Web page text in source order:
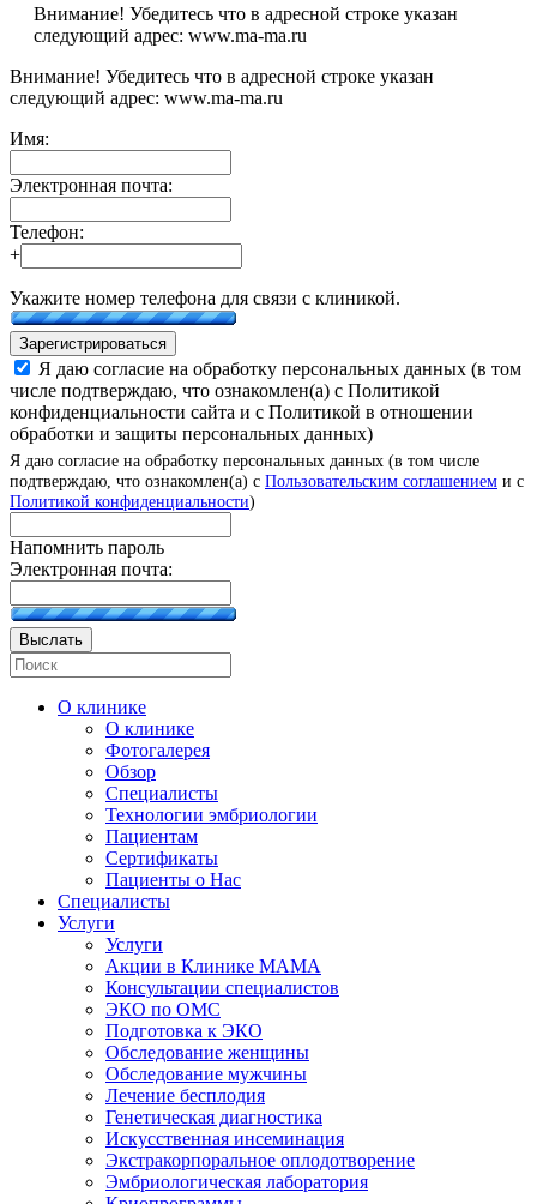
Внимание! Убедитесь что в адресной строке указан
следующий адрес: www.ma-ma.ru
Внимание! Убедитесь что в адресной строке указан
следующий адрес: www.ma-ma.ru
Имя:
Электронная почта:
Телефон:
+
Укажите номер телефона для связи с клиникой.
Зарегистрироваться
Я даю согласие на обработку персональных данных (в том
числе подтверждаю, что ознакомлен(а) с Политикой
конфиденциальности сайта и с Политикой в отношении
обработки и защиты персональных данных)
Я даю согласие на обработку персональных данных (в том числе
подтверждаю, что ознакомлен(а) с Пользовательским соглашением и с
Политикой конфиденциальности)
Напомнить пароль
Электронная почта:
Выслать
О клинике
О клинике
Фотогалерея
Обзор
Специалисты
Технологии эмбриологии
Пациентам
Сертификаты
Пациенты о Нас
Специалисты
Услуги
Услуги
Акции в Клинике МАМА
Консультации специалистов
ЭКО по ОМС
Подготовка к ЭКО
Обследование женщины
Обследование мужчины
Лечение бесплодия
Генетическая диагностика
Искусственная инсеминация
Экстракорпоральное оплодотворение
Эмбриологическая лаборатория